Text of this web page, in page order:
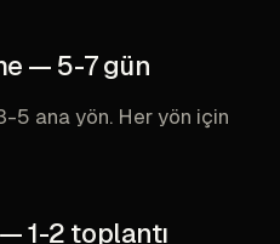
— 5-7 gün
5 ana yön. Her yön için
1-2 toplantı